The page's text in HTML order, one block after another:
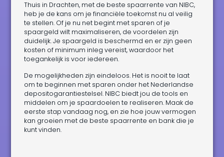
Thuis in Drachten, met de beste spaarrente van NIBC,
heb je de kans om je financiële toekomst nu al veilig
te stellen. Of je nu net begint met sparen of je
spaargeld wilt maximaliseren, de voordelen zijn
duidelijk. Je spaargeld is beschermd en er zijn geen
kosten of minimum inleg vereist, waardoor het
toegankelijk is voor iedereen.
De mogelijkheden zijn eindeloos. Het is nooit te laat
om te beginnen met sparen onder het Nederlandse
depositogarantiestelsel. NIBC biedt jou de tools en
middelen om je spaardoelen te realiseren. Maak de
eerste stap vandaag nog, en zie hoe jouw vermogen
kan groeien met de beste spaarrente en bank die je
kunt vinden.